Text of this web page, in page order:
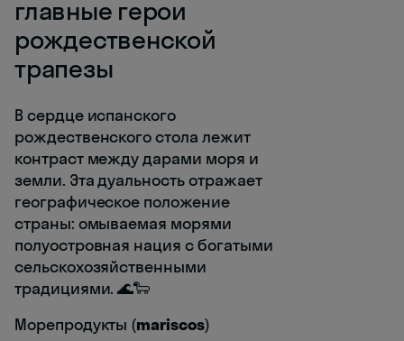
главные герои
рождественской
трапезы
В сердце испанского
рождественского стола лежит
контраст между дарами моря и
земли. Эта дуальность отражает
географическое положение
страны: омываемая морями
полуостровная нация с богатыми
сельскохозяйственными
традициями. 🌊🐑
Морепродукты (mariscos)